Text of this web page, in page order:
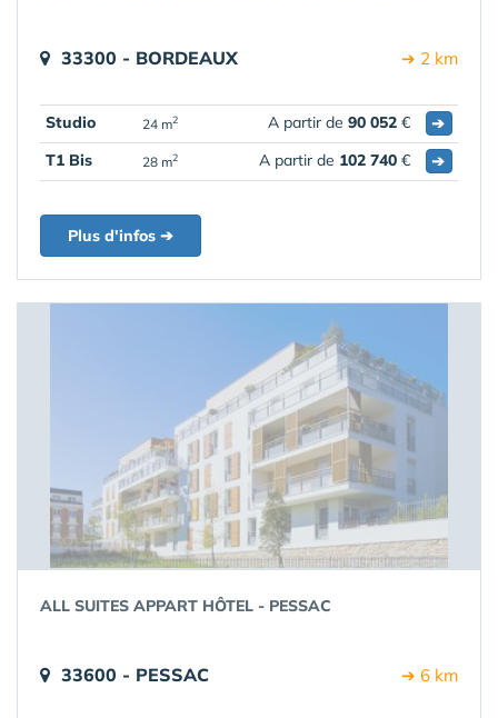
33300 - BORDEAUX ➔ 2 km
Studio 24 m2 A partir de 90 052 €
➔
T1 Bis
28 m2 A partir de 102 740 € ➔
Plus d'infos ➔
ALL SUITES APPART HÔTEL - PESSAC
33600 - PESSAC ➔ 6 km